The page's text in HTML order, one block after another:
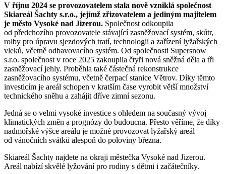
V říjnu 2024 se provozovatelem stala nově vzniklá společnost
Skiareál Šachty s.r.o., jejímž zřizovatelem a jediným majitelem
je město Vysoké nad Jizerou. Společnost odkoupila
od předchozího provozovatele stávající zasněžovací systém, skútr,
rolby pro úpravu sjezdových tratí, technologii a zařízení lyžařských
vleků, včetně odbavovacího systém. Od společnosti Supersnow
s.r.o. společnost v roce 2025 zakoupila čtyři nová sněžná děla a tři
zasněžovací jehly. Proběhla také částečná rekonstrukce
zasněžovacího systému, včetně čerpací stanice Větrov. Díky těmto
investicím je areál schopen v kratším čase vyrobit větší množství
technického sněhu a zahájit dříve zimní sezonu.
Jedná se o velmi vysoké investice s ohledem na současný vývoj
klimatických změn a prognózy do budoucna. Přesto věříme, že díky
nadmořské výšce areálu je možné provozovat lyžařský areál
od vánočních svátků alespoň do poloviny března.
Skiareál Šachty najdete na okraji městečka Vysoké nad Jizerou.
Areál nabízí skvělé lyžování pro rodiny s dětmi i začátečníky.